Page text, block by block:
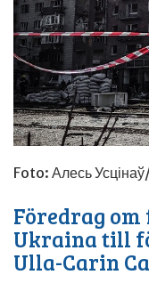
Foto: Алесь
Föredrag
Ukraina till
Ulla-Carin